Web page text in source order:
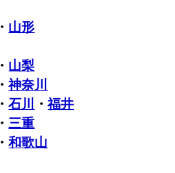
・ 山形
・ 山梨
・神奈川
・石川 ・福井
・ 三重
・和歌山